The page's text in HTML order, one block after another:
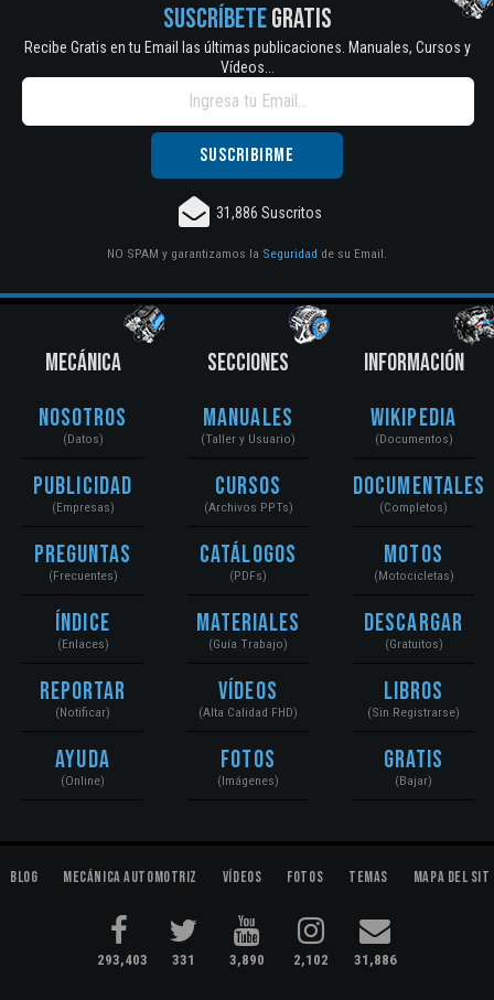
SUSCRÍBETEGRATIS
Recibe Gratis en tu Email las últimas publicaciones. Manuales, Cursos y
Vídeos...
31,886 Suscritos
NO SPAM y garantizamos la Seguridad de su Email.
MECÁNICA
Nosotros
(Datos)
Publicidad
(Empresas)
Preguntas
(Frecuentes)
Índice
(Enlaces)
Reportar
(Notificar)
Ayuda
(Online)
SECCIONES
Manuales
(Taller y Usuario)
Cursos
(Archivos PPTs)
Catálogos
(PDFs)
Materiales
(Guía Trabajo)
Vídeos
(Alta Calidad FHD)
Fotos
(Imágenes)
INFORMACIÓN
Wikipedia
(Documentos)
Documentales
(Completos)
Motos
(Motocicletas)
Descargar
(Gratuitos)
Libros
(Sin Registrarse)
Gratis
(Bajar)
Blog Mecánica Automotriz Vídeos Fotos Temas Mapa del
293,403 331 3,890 2,102 31,886